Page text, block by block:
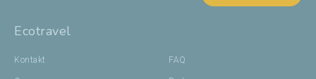
Ecotravel
Kontakt FAQ